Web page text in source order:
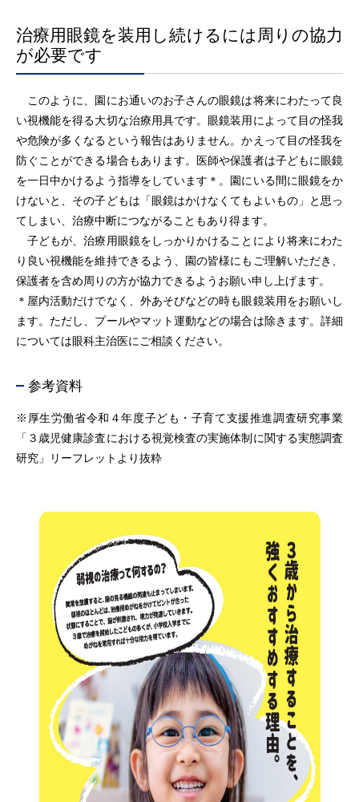
治療用眼鏡を装用し続けるには周りの協力
が必要です
このように、園にお通いのお子さんの眼鏡は将来にわたって良
い視機能を得る大切な治療用具です。眼鏡装用によって目の怪我
や危険が多くなるという報告はありません。かえって目の怪我を
防ぐことができる場合もあります。医師や保護者は子どもに眼鏡
を一日中かけるよう指導をしています＊。園にいる間に眼鏡をか
けないと、その子どもは「眼鏡はかけなくてもよいもの」と思っ
てしまい、治療中断につながることもあり得ます。
子どもが、治療用眼鏡をしっかりかけることにより将来にわた
り良い視機能を維持できるよう、園の皆様にもご理解いただき、
保護者を含め周りの方が協力できるようお願い申し上げます。
＊屋内活動だけでなく、外あそびなどの時も眼鏡装用をお願いし
ます。ただし、プールやマット運動などの場合は除きます。詳細
については眼科主治医にご相談ください。
参考資料
※厚生労働省令和４年度子ども・子育て支援推進調査研究事業
「３歳児健康診査における視覚検査の実施体制に関する実態調査
研究」リーフレットより抜粋